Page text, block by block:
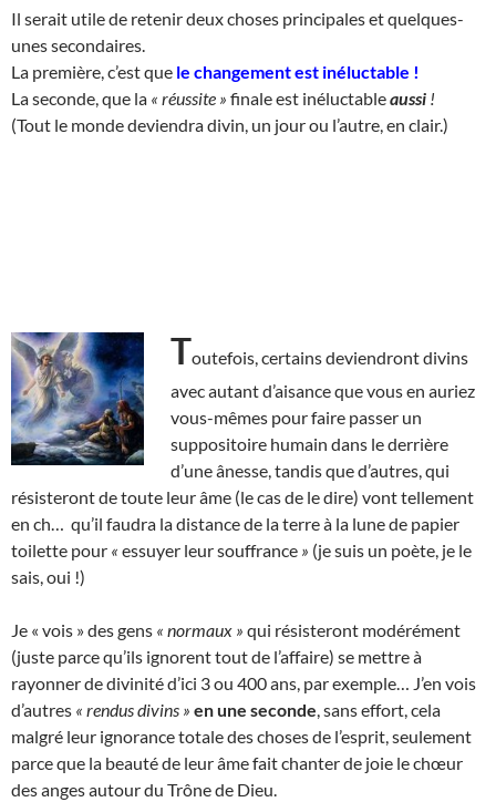
Il serait utile de retenir deux choses principales et quelques-
unes secondaires.
La première, c’est que le changement est inéluctable !
La seconde, que la « réussite » finale est inéluctableaussi !
(Tout le monde deviendra divin, un jour ou l’autre, en clair.)
Toutefois, certains deviendront divins
avec autant d’aisance que vous en auriez
vous-mêmes pour faire passer un
suppositoire humain dans le derrière
d’une ânesse, tandis que d’autres, qui
résisteront de toute leur âme (le cas de le dire) vont tellement
en ch… qu’il faudra la distance de la terre à la lune de papier
toilette pour « essuyer leur souffrance » (je suis un poète, je le
sais, oui !)
Je « vois » des gens « normaux » qui résisteront modérément
(juste parce qu’ils ignorent tout de l’affaire) se mettre à
rayonner de divinité d’ici 3 ou 400 ans, par exemple… J’en vois
d’autres « rendus divins » en une seconde , sans effort, cela
malgré leur ignorance totale des choses de l’esprit, seulement
parce que la beauté de leur âme fait chanter de joie le chœur
des anges autour du Trône de Dieu.